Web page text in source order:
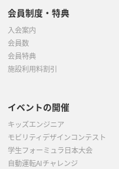
会員制度・特典
入会案内
会員数
会員特典
施設利用料割引
イベントの開催
キッズエンジニア
モビリティデザインコンテスト
学生フォーミュラ日本大会
自動運転AIチャレンジ